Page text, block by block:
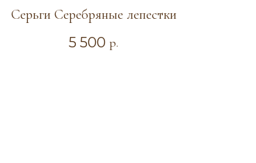
Серьги Серебряные лепестки
5 500 р.